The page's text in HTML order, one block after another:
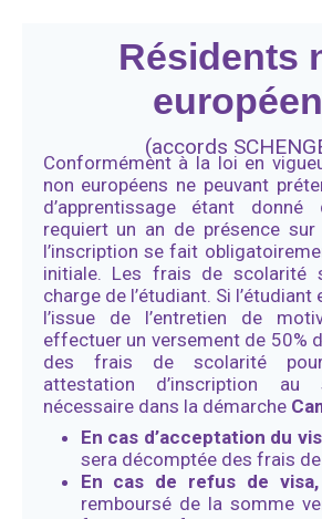
Résidents
(accords
Conformément à la loi en
non européens ne peuvant
d’apprentissage étant
requiert un an de présence
l’inscription se fait
initiale. Les frais de scolarité
charge de l’étudiant. Si
l’issue de l’entretien de
effectuer un versement de 50%
des frais de scolarité
attestation d’inscription au
nécessaire dans la démarche
En cas d’acceptation du
sera décomptée des frais
En cas de refus de visa,
remboursé de la somme